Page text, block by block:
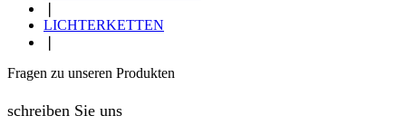
LICHTERKETTEN
Fragen zu unseren Produkten
schreiben Sie uns